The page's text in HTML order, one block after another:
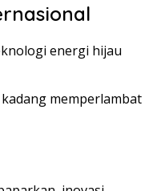
energi hijau
memperlambat